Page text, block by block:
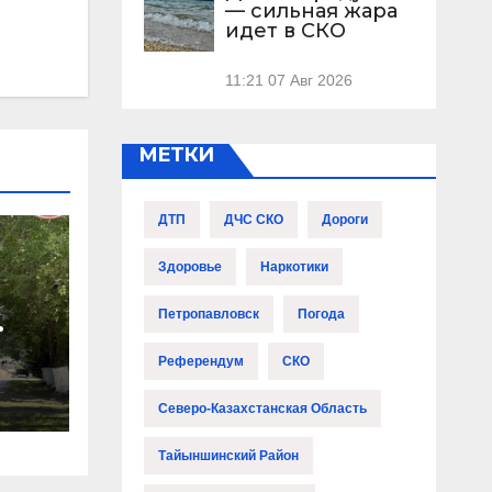
— сильная жара
идет в СКО
11:21 07 Авг 2026
МЕТКИ
ДТП ДЧС СКО Дороги
Здоровье Наркотики
Петропавловск Погода
Референдум СКО
Северо-Казахстанская Область
Тайыншинский Район